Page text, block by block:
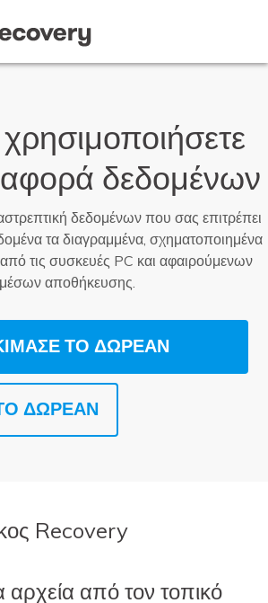
δεδομένων
δεδομένων που σας επιτρέπει
τα διαγραμμένα, σχηματοποιημένα
τις συσκευές PC και αφαιρούμενων
μέσων αποθήκευσης.
ΤΟ ΔΩΡΕΑΝ
ΔΩΡΕΑΝ
Recovery
αρχεία από τον τοπικό